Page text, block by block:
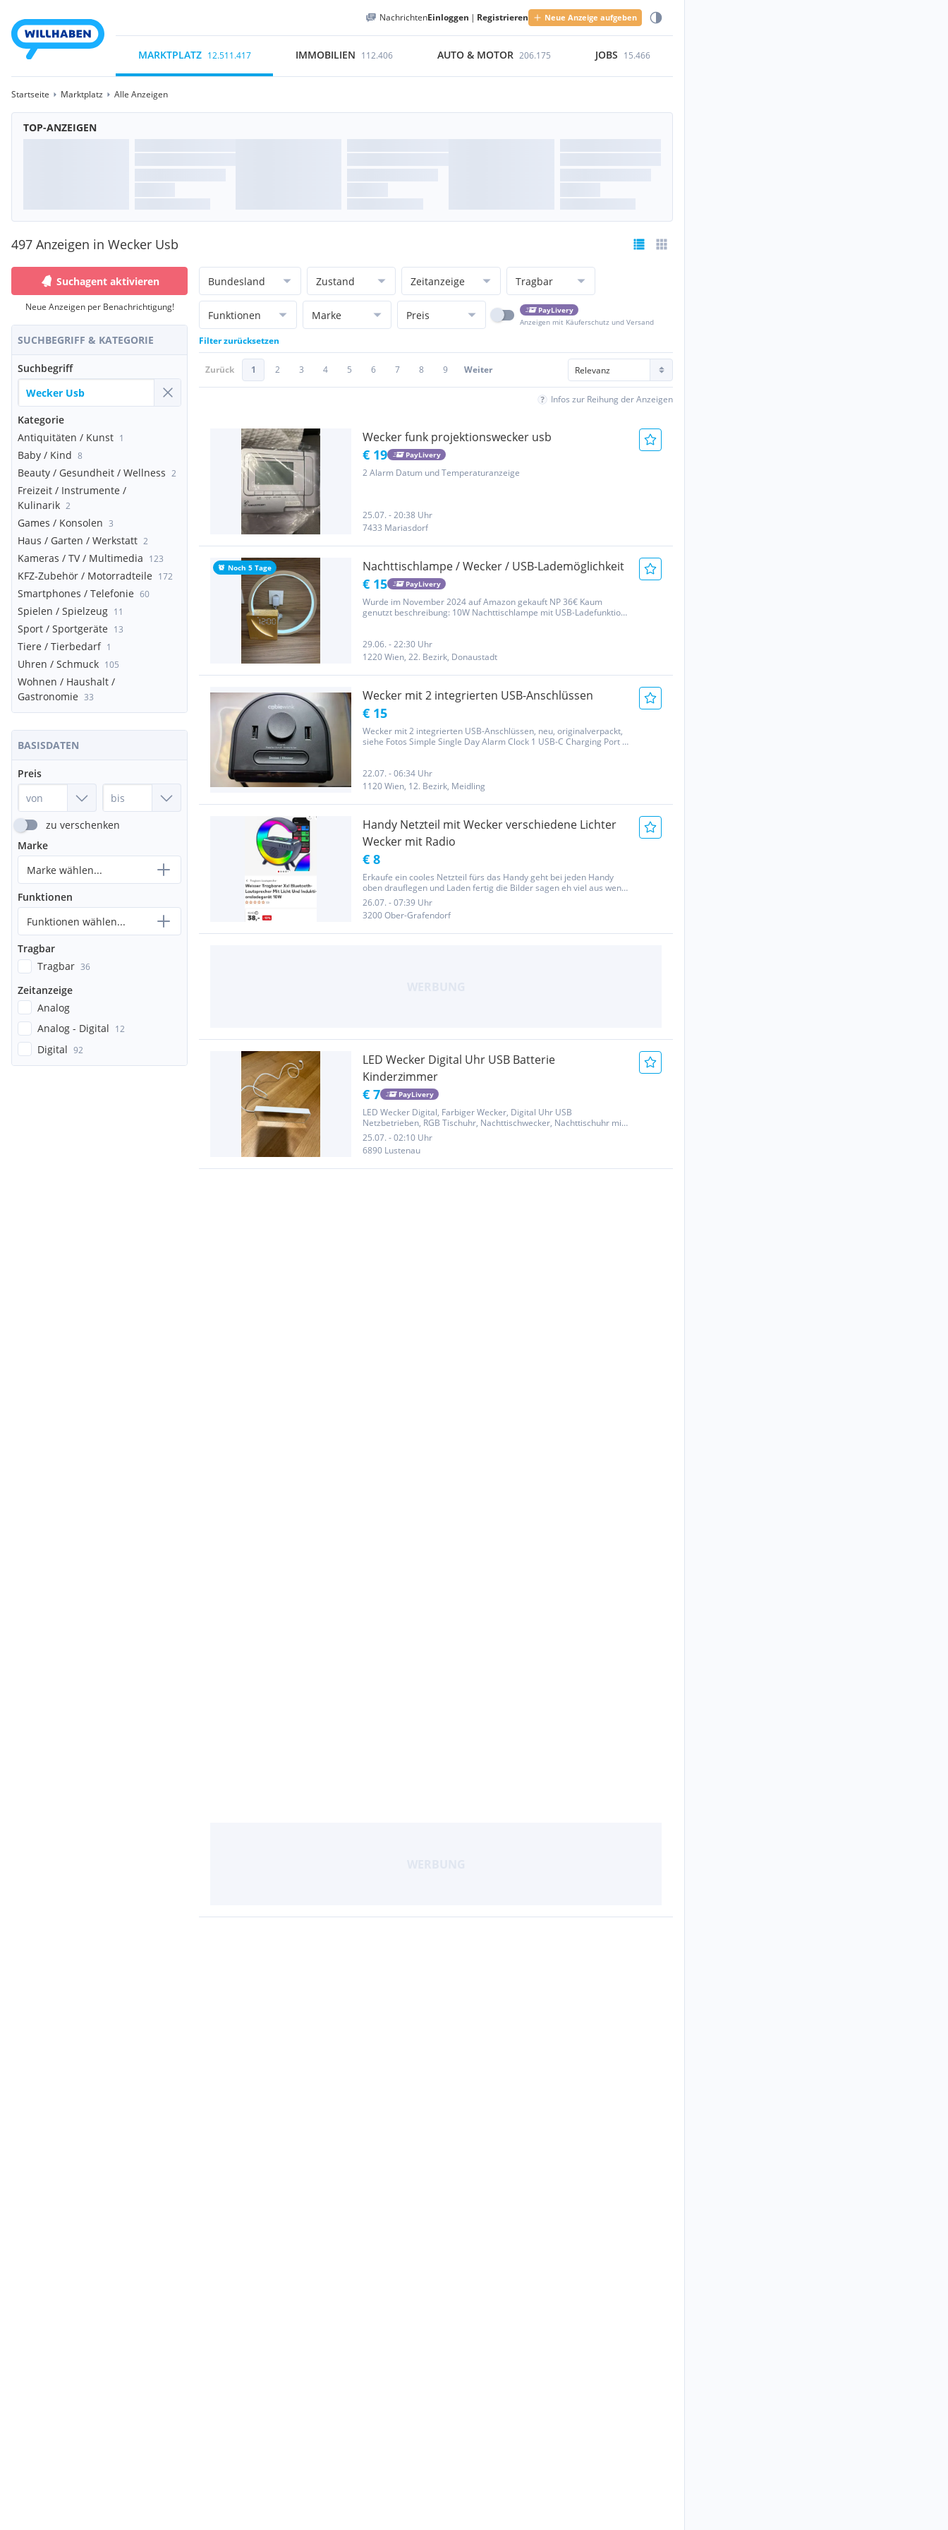
NachrichtenEinloggen | Registrieren Neue Anzeige aufgeben
MARKTPLATZ 12.511.417 IMMOBILIEN 112.406 AUTO & MOTOR 206.175 JOBS 15.466
Startseite Marktplatz Alle Anzeigen
TOP-ANZEIGEN
497 Anzeigen in Wecker Usb
Suchagent aktivieren
Neue Anzeigen per Benachrichtigung!
SUCHBEGRIFF & KATEGORIE
Suchbegriff
Kategorie
Antiquitäten / Kunst 1
Baby / Kind 8
Beauty / Gesundheit / Wellness 2
Freizeit / Instrumente /
Kulinarik 2
Games / Konsolen 3
Haus / Garten / Werkstatt 2
Kameras / TV / Multimedia 123
KFZ-Zubehör / Motorradteile 172
Smartphones / Telefonie 60
Spielen / Spielzeug 11
Sport / Sportgeräte 13
Tiere / Tierbedarf 1
Uhren / Schmuck 105
Wohnen / Haushalt /
Gastronomie 33
BASISDATEN
Preis
zu verschenken
Marke
Marke wählen...
Funktionen
Funktionen wählen...
Tragbar
Tragbar 36
Zeitanzeige
Analog
Analog - Digital 12
Digital 92
Bundesland Zustand Zeitanzeige Tragbar
Funktionen Marke Preis
PayLivery
Anzeigen mit Käuferschutz und Versand
Filter zurücksetzen
Zurück 1 2 3 4 5 6 7 8 9 Weiter
Infos zur Reihung der Anzeigen
Wecker funk projektionswecker usb
€ 19 PayLivery
2 Alarm Datum und Temperaturanzeige
25.07. - 20:38 Uhr
7433 Mariasdorf
Noch 5 Tage Nachttischlampe / Wecker / USB-Lademöglichkeit
€ 15 PayLivery
Wurde im November 2024 auf Amazon gekauft NP 36€ Kaum
genutzt beschreibung: 10W Nachttischlampe mit USB-Ladefunktion,
für...
29.06. - 22:30 Uhr
1220 Wien, 22. Bezirk, Donaustadt
Wecker mit 2 integrierten USB-Anschlüssen
€ 15
Wecker mit 2 integrierten USB-Anschlüssen, neu, originalverpackt,
siehe Fotos Simple Single Day Alarm Clock 1 USB-C Charging Port 1
22.07. - 06:34 Uhr
1120 Wien, 12. Bezirk, Meidling
Handy Netzteil mit Wecker verschiedene Lichter
Wecker mit Radio
€ 8
Erkaufe ein cooles Netzteil fürs das Handy geht bei jeden Handy
oben drauflegen und Laden fertig die Bilder sagen eh viel aus wenn
einfach anschauen und Beschreibung ist auch dabei ! Wenn Sie
Interesse haben melden Sie sich einfach bei mir! Ohne...
26.07. - 07:39 Uhr
3200 Ober-Grafendorf
LED Wecker Digital Uhr USB Batterie
Kinderzimmer
€ 7 PayLivery
LED Wecker Digital, Farbiger Wecker, Digital Uhr USB
Netzbetrieben, RGB Tischuhr, Nachttischwecker, Nachttischuhr mit
Snooze, Regelbarer Helligkeit und Lautstärke, 12/24 Std Kinder
Kinderzimmer
25.07. - 02:10 Uhr
6890 Lustenau